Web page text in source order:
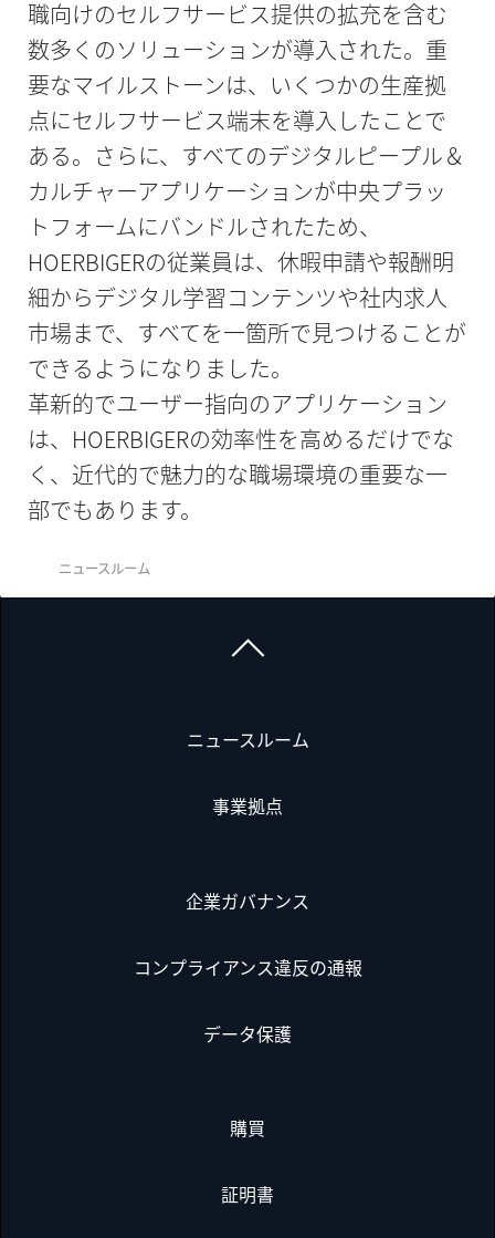
職向けのセルフサービス提供の拡充を含む
数多くのソリューションが導入された。重
要なマイルストーンは、いくつかの生産拠
点にセルフサービス端末を導入したことで
ある。さらに、すべてのデジタルピープル＆
カルチャーアプリケーションが中央プラッ
トフォームにバンドルされたため、
HOERBIGERの従業員は、休暇申請や報酬明
細からデジタル学習コンテンツや社内求人
市場まで、すべてを一箇所で見つけることが
できるようになりました。
革新的でユーザー指向のアプリケーション
は、HOERBIGERの効率性を高めるだけでな
く、近代的で魅力的な職場環境の重要な一
部でもあります。
ニュースルーム
ニュースルーム
事業拠点
企業ガバナンス
コンプライアンス違反の通報
データ保護
購買
証明書